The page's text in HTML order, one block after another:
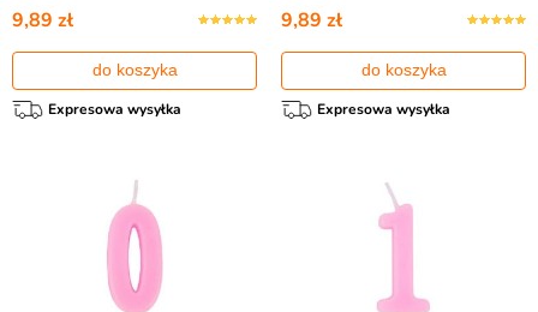
9,89 zł
do koszyka
Expresowa wysyłka
9,89 zł
do koszyka
Expresowa wysyłka